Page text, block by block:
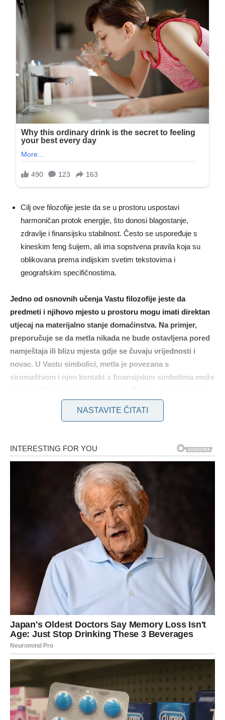
Cilj ove filozofije jeste da se u prostoru uspostavi
harmoničan protok energije, što donosi blagostanje,
zdravlje i finansijsku stabilnost. Često se uspoređuje s
kineskim feng šuijem, ali ima sopstvena pravila koja su
oblikovana prema indijskim svetim tekstovima i
geografskim specifičnostima.
Jedno od osnovnih učenja Vastu filozofije jeste da
predmeti i njihovo mjesto u prostoru mogu imati direktan
utjecaj na materijalno stanje domaćinstva. Na primjer,
preporučuje se da metla nikada ne bude ostavljena pored
namještaja ili blizu mjesta gdje se čuvaju vrijednosti i
novac. U Vastu simbolici, metla je povezana s
siromaštvom i njen kontakt s finansijskim simbolima može
metla čuva u posebnom kutku, diskretno odvojena od
Još jedan čest propust u uređenju doma jeste držanje
lijekova u kuhinji. Kuhinja se prema Vastu smatra svetim
prostorom, jer je to mjesto gdje se priprema hrana – izvor
zdravlja i vitalnosti. Unošenje lijekova, koji simbolizuju
bolest, narušava tu harmoniju. Preporučuje se da se lijekovi
čuvaju u spavaćoj ili dnevnoj sobi, gdje neće remetiti
pozitivnu energiju hrane i zdravlja.
Kad je riječ o biljkama, i one imaju važnu simboliku u ovom
sistemu. Biljke sa trnjem, poput kaktusa, prema Vastu privlače
negativnu energiju, stres i konflikte. Zbog toga se ne
preporučuje njihovo držanje unutar kuće. Umjesto toga, dom bi
trebalo krasiti zelene, raskošne biljke koje simbolizuju rast,
obilje i pozitivnu vibraciju. Biljke poput tulsi (sveta bosiljak),
privlačenje duhovnog i materijalnog prosperiteta.
Zidovi doma također igraju važnu ulogu u održavanju
pozitivne energije. Porodice s djecom često se susreću
s problemom crtanja i žvrljanja po zidovima, što je
NASTAVITE ČITATI